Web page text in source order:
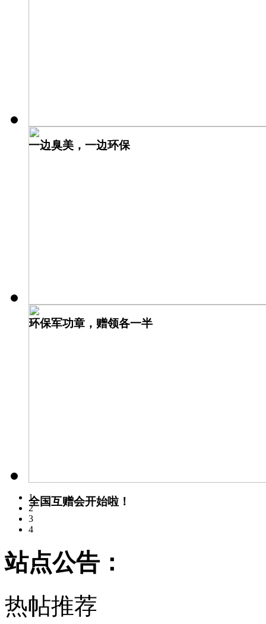
一边臭美，一边环保
环保军功章，赠领各一半
全国互赠会开始啦！
1
2
3
4
站点公告：
热帖推荐